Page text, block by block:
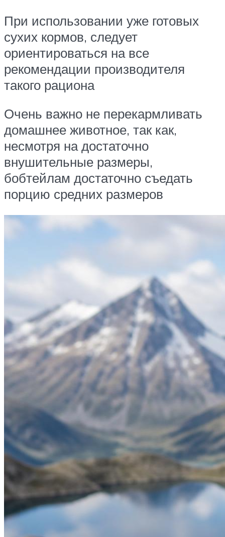
При использовании уже готовых
сухих кормов, следует
ориентироваться на все
рекомендации производителя
такого рациона
Очень важно не перекармливать
домашнее животное, так как,
несмотря на достаточно
внушительные размеры,
бобтейлам достаточно съедать
порцию средних размеров